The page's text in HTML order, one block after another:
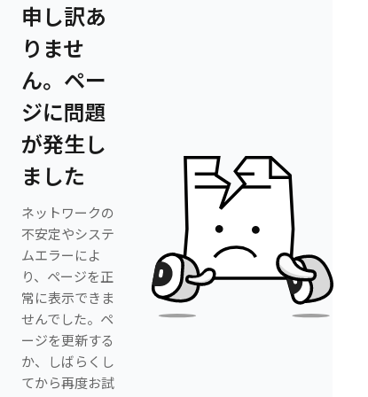
申し訳あ
りませ
ん。ペー
ジに問題
が発生し
ました
ネットワークの
不安定やシステ
ムエラーによ
り、ページを正
常に表示できま
せんでした。ペ
ージを更新する
か、しばらくし
てから再度お試